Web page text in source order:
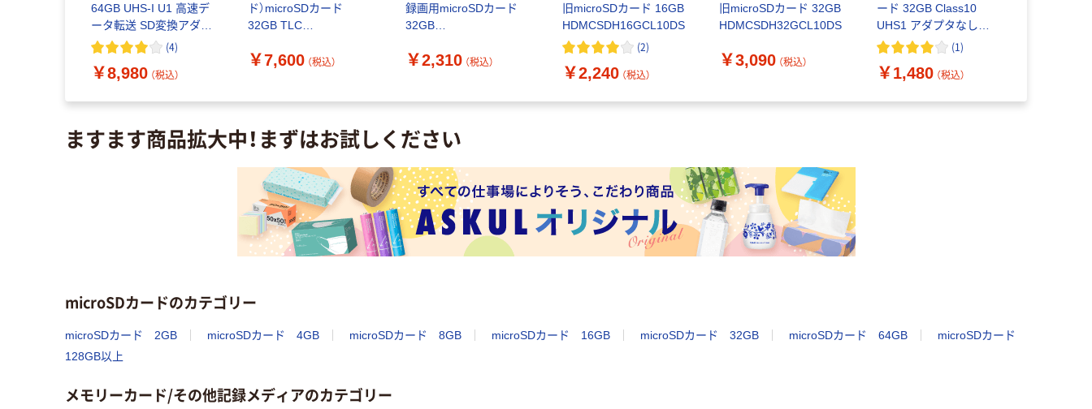
64GB UHS-I U1 高速デ
ータ転送 SD変換アダプ
タ付 スマホ 写真 MF-
コム 1個
(4)
￥8,980 （税込）
ド）microSDカード
32GB TLC
￥7,600 （税込）
録画用microSDカード
32GB
￥2,310 （税込）
旧microSDカード 16GB
HDMCSDH16GCL10DS
(2)
￥2,240 （税込）
旧microSDカード 32GB
HDMCSDH32GCL10DS
￥3,090 （税込）
ード 32GB Class10
UHS1 アダプタなし
HDMCSDH32GCL10UIJ
(1)
￥1,480 （税込）
ますます商品拡大中！まずはお試しください
microSDカードのカテゴリー
microSDカード 2GB microSDカード 4GB microSDカード 8GB microSDカード 16GB microSDカード 32GB microSDカード 64GB
microSDカード
128GB以上
メモリーカード/その他記録メディアのカテゴリー